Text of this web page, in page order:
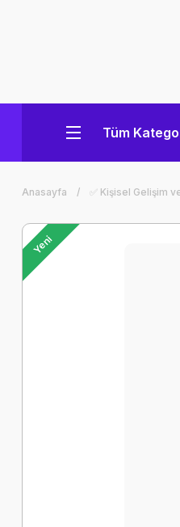
Tüm
Anasayfa ✅ Kişisel Gelişim
Yeni